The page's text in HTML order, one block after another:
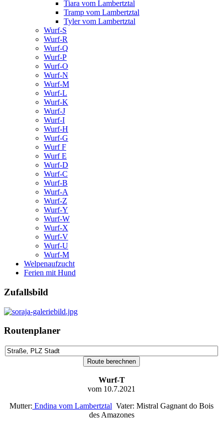
Tiara vom Lambertztal
Tramp vom Lambertztal
Tyler vom Lambertztal
Wurf-S
Wurf-R
Wurf-Q
Wurf-P
Wurf-O
Wurf-N
Wurf-M
Wurf-L
Wurf-K
Wurf-J
Wurf-I
Wurf-H
Wurf-G
Wurf F
Wurf E
Wurf-D
Wurf-C
Wurf-B
Wurf-A
Wurf-Z
Wurf-Y
Wurf-W
Wurf-X
Wurf-V
Wurf-U
Wurf-M
Welpenaufzucht
Ferien mit Hund
Zufallsbild
Routenplaner
Wurf-T
vom 10.7.2021
Mutter: Endina vom Lambertztal Vater: Mistral Gagnant do Bois
des Amazones